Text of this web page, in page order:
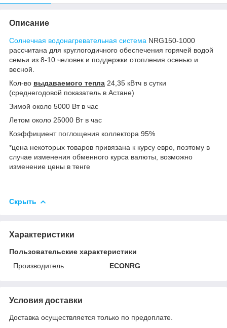
Описание
Солнечная водонагревательная система NRG150-1000
рассчитана для круглогодичного обеспечения горячей водой
семьи из 8-10 человек и поддержки отопления осенью и
весной.
Кол-во выдаваемого тепла 24,35 кВтч в сутки
(среднегодовой показатель в Астане)
Зимой около 5000 Вт в час
Летом около 25000 Вт в час
Коэффициент поглощения коллектора 95%
*цена некоторых товаров привязана к курсу евро, поэтому в
случае изменения обменного курса валюты, возможно
изменение цены в тенге
Скрыть
Характеристики
Пользовательские характеристики
Производитель
ECONRG
Условия доставки
Доставка осуществляется только по предоплате.